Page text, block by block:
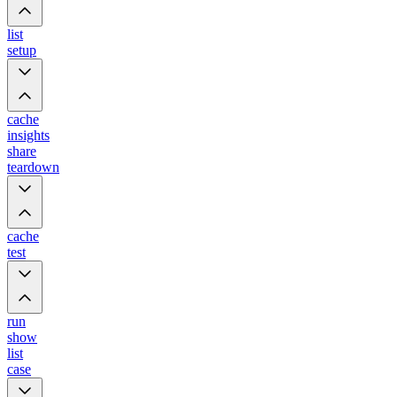
list
setup
cache
insights
share
teardown
cache
test
run
show
list
case